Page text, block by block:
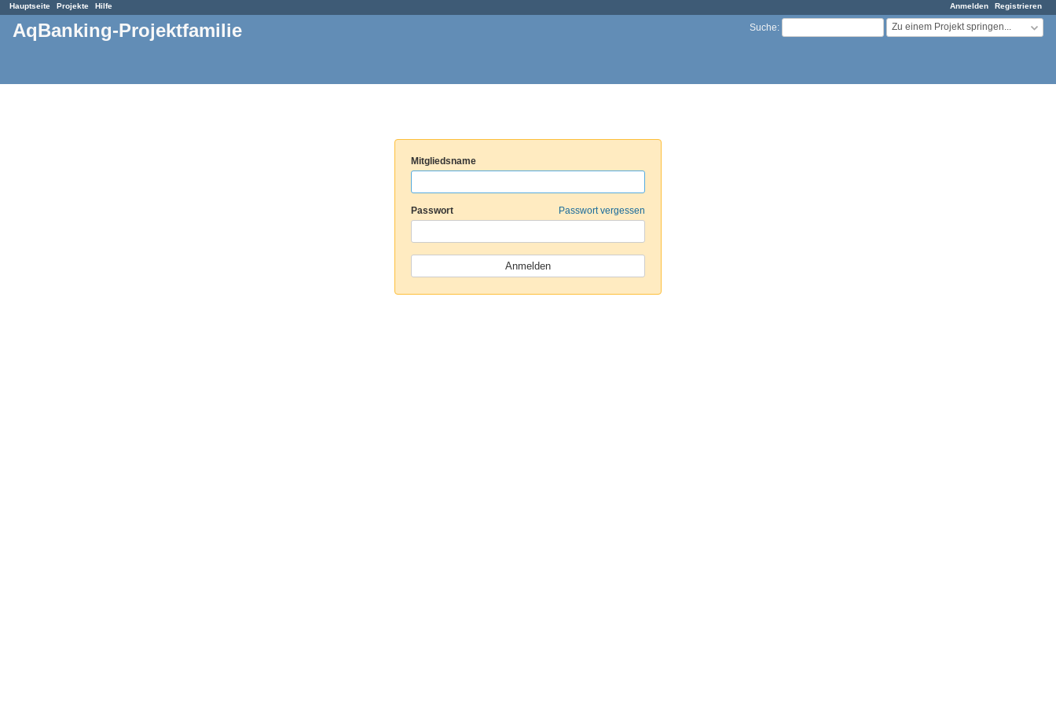
Anmelden Registrieren
Hauptseite Projekte Hilfe
Suche: Zu einem Projekt springen...
AqBanking-Projektfamilie
Mitgliedsname
Passwort Passwort vergessen